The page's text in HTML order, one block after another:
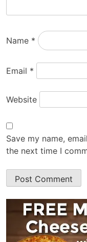
Name *
Email *
Website
Save my name,
the next time I